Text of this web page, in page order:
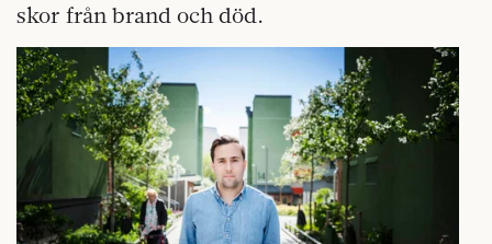
skor från brand och död.